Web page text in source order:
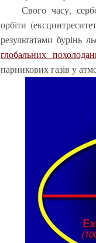
Свого часу,
орбіти
результатами бурінь
глобальних
парникових газів у